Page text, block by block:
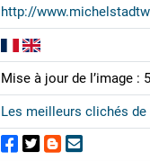
http://
Mise à jour de l’image :
Les meilleurs clichés de